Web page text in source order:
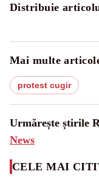
Distribuie
Mai multe
protest cugir
Urmărește știrile
News
CELE MAI